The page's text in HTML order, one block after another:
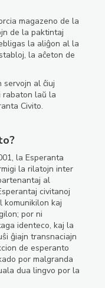
magazeno de la
de la paktintaj
la aliĝon al la
la aĉeton de
servojn al ĉiuj
rabaton laŭ la
Civito.
la Esperanta
la rilatojn inter
al
civitanoj
komunikilon kaj
por ni
identeco, kaj la
ĝiajn transnaciajn
de esperanto
por malgranda
dua lingvo por la